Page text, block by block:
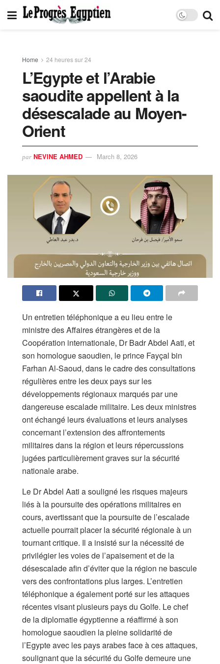
Home 24 heures sur 24
L’Egypte et l’Arabie
saoudite appellent à la
désescalade au Moyen-
Orient
par NEVINE AHMED March 8, 2026
Un entretien téléphonique a eu lieu entre le
ministre des Affaires étrangères et de la
Coopération internationale, Dr Badr Abdel Aati, et
son homologue saoudien, le prince Fayçal bin
Farhan Al-Saoud, dans le cadre des consultations
régulières entre les deux pays sur les
développements régionaux marqués par une
dangereuse escalade militaire. Les deux ministres
ont échangé leurs évaluations et leurs analyses
concernant l’extension des affrontements
militaires dans la région et leurs répercussions
jugées particulièrement graves sur la sécurité
nationale arabe.
Le Dr Abdel Aati a souligné les risques majeurs
liés à la poursuite des opérations militaires en
cours, avertissant que la poursuite de l’escalade
actuelle pourrait placer la sécurité régionale à un
tournant critique. Il a insisté sur la nécessité de
privilégier les voies de l’apaisement et de la
désescalade afin d’éviter que la région ne bascule
vers des confrontations plus larges. L’entretien
téléphonique a également porté sur les attaques
récentes visant plusieurs pays du Golfe. Le chef
de la diplomatie égyptienne a réaffirmé à son
homologue saoudien la pleine solidarité de
l’Egypte avec les pays arabes face à ces attaques,
soulignant que la sécurité du Golfe demeure une